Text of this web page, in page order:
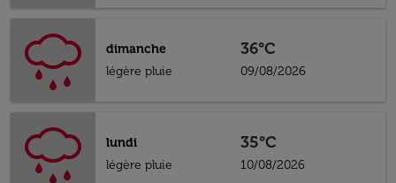
dimanche
légère pluie
36°C
09/08/2026
lundi
légère pluie
35°C
10/08/2026